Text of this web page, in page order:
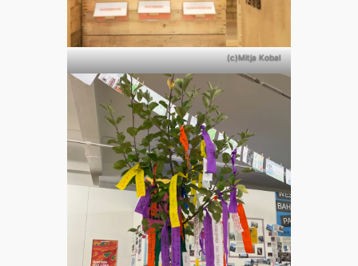
(c)Mitja Kobal